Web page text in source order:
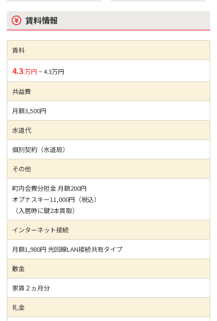
賃料情報
賃料
4.3万円 ~ 4.3万円
共益費
月額3,500円
水道代
個別契約（水道局）
その他
町内会費分担金 月額200円
オプナスキー11,000円（税込）
（入居時に鍵2本買取）
インターネット接続
月額1,980円 光回線LAN接続共有タイプ
敷金
家賃２ヵ月分
礼金